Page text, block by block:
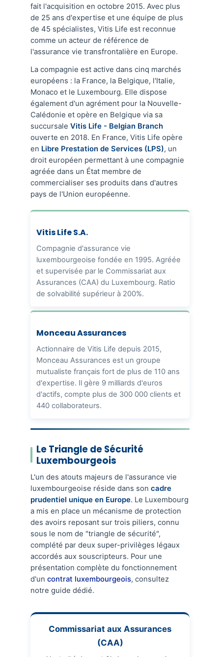
fait l'acquisition en octobre 2015. Avec plus
de 25 ans d'expertise et une équipe de plus
de 45 spécialistes, Vitis Life est reconnue
comme un acteur de référence de
l'assurance vie transfrontalière en Europe.
La compagnie est active dans cinq marchés
européens : la France, la Belgique, l'Italie,
Monaco et le Luxembourg. Elle dispose
également d'un agrément pour la Nouvelle-
Calédonie et opère en Belgique via sa
succursaleVitis Life - Belgian Branch
ouverte en 2018. En France, Vitis Life opère
en Libre Prestation de Services (LPS), un
droit européen permettant à une compagnie
agréée dans un État membre de
commercialiser ses produits dans d'autres
pays de l'Union européenne.
Vitis Life S.A.
Compagnie d'assurance vie
luxembourgeoise fondée en 1995. Agréée
et supervisée par le Commissariat aux
Assurances (CAA) du Luxembourg. Ratio
de solvabilité supérieur à 200%.
Monceau Assurances
Actionnaire de Vitis Life depuis 2015,
Monceau Assurances est un groupe
mutualiste français fort de plus de 110 ans
d'expertise. Il gère 9 milliards d'euros
d'actifs, compte plus de 300 000 clients et
440 collaborateurs.
Le Triangle de Sécurité
Luxembourgeois
L'un des atouts majeurs de l'assurance vie
luxembourgeoise réside dans soncadre
prudentiel unique en Europe. Le Luxembourg
a mis en place un mécanisme de protection
des avoirs reposant sur trois piliers, connu
sous le nom de "triangle de sécurité",
complété par deux super-privilèges légaux
accordés aux souscripteurs. Pour une
présentation complète du fonctionnement
d'uncontrat luxembourgeois, consultez
notre guide dédié.
Commissariat aux Assurances
(CAA)